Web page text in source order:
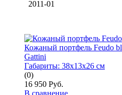
2011-01
Кожаный портфель Feudo
Gattini
Габариты: 38x13x26 см
(0)
16 950 Руб.
В сравнение